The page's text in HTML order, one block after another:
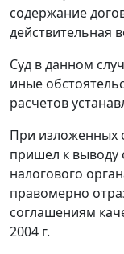
содержание
действительная
Суд в данном
иные
расчетов
При изложенных
пришел к выводу
налогового
правомерно
соглашениям
2004 г.